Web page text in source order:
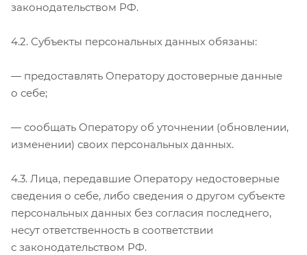
законодательством РФ.
4.2. Субъекты персональных данных обязаны:
— предоставлять Оператору достоверные данные
о себе;
— сообщать Оператору об уточнении (обновлении,
изменении) своих персональных данных.
4.3. Лица, передавшие Оператору недостоверные
сведения о себе, либо сведения о другом субъекте
персональных данных без согласия последнего,
несут ответственность в соответствии
с законодательством РФ.